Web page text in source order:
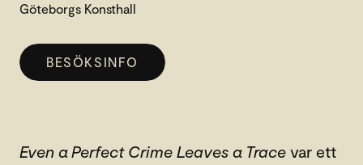
Göteborgs Konsthall
BESÖKSINFO
Even a Perfect Crime Leaves a Trace var ett